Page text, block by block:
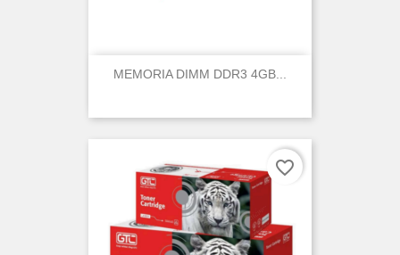
MEMORIA DIMM DDR3 4GB...
favorite_border